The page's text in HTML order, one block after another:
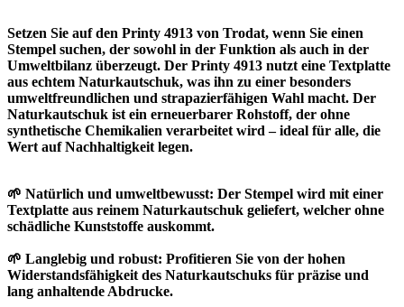
Setzen Sie auf den Printy 4913 von Trodat, wenn Sie einen
Stempel suchen, der sowohl in der Funktion als auch in der
Umweltbilanz überzeugt. Der Printy 4913 nutzt eine Textplatte
aus echtem Naturkautschuk, was ihn zu einer besonders
umweltfreundlichen und strapazierfähigen Wahl macht. Der
Naturkautschuk ist ein erneuerbarer Rohstoff, der ohne
synthetische Chemikalien verarbeitet wird – ideal für alle, die
Wert auf Nachhaltigkeit legen.
🌱 Natürlich und umweltbewusst: Der Stempel wird mit einer
Textplatte aus reinem Naturkautschuk geliefert, welcher ohne
schädliche Kunststoffe auskommt.
🌱 Langlebig und robust: Profitieren Sie von der hohen
Widerstandsfähigkeit des Naturkautschuks für präzise und
lang anhaltende Abdrucke.